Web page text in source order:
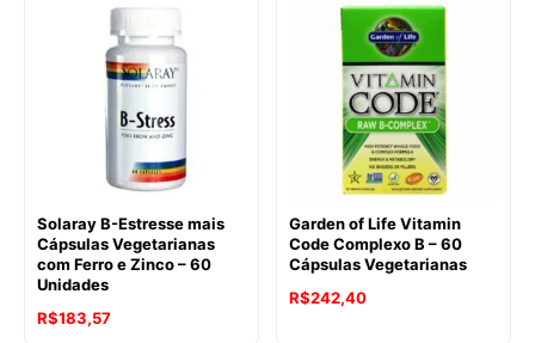
Solaray B-Estresse mais
Cápsulas Vegetarianas
com Ferro e Zinco – 60
Unidades
R$183,57
Garden of Life Vitamin
Code Complexo B – 60
Cápsulas Vegetarianas
R$242,40